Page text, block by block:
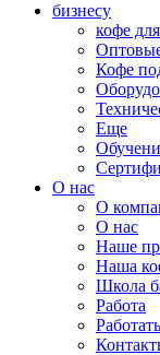
бизнесу
кофе
Кофе
Еще
О нас
O
О нас
Наше
Наша
Школа
Работа